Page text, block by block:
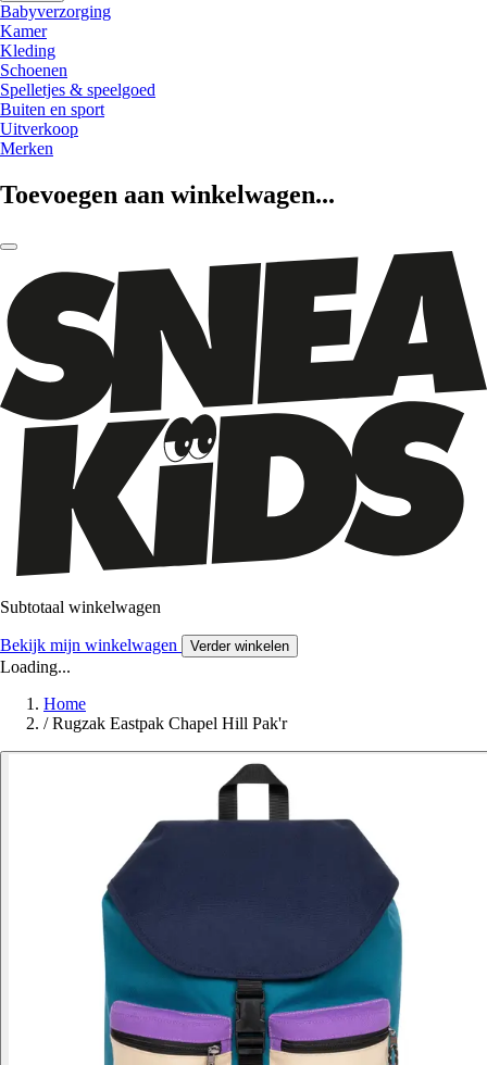
Babyverzorging
Kamer
Kleding
Schoenen
Spelletjes & speelgoed
Buiten en sport
Uitverkoop
Merken
Toevoegen aan winkelwagen...
Subtotaal winkelwagen
Bekijk mijn winkelwagen Verder winkelen
Loading...
Home
/ Rugzak Eastpak Chapel Hill Pak'r